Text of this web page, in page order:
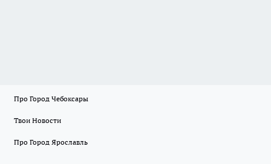
Про Город Чебоксары
Твои Новости
Про Город Ярославль